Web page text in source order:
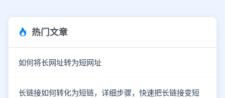
热门文章
如何将长网址转为短网址
长链接如何转化为短链，详细步骤，快速把长链接变短